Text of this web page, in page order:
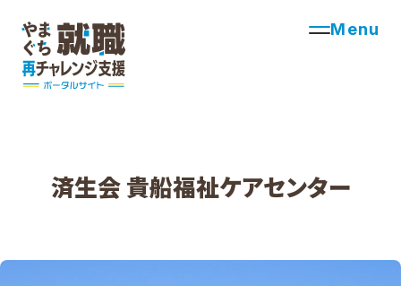
Menu
済生会 貴船福祉ケアセンター